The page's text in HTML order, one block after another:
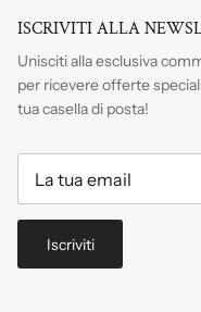
ISCRIVITI ALLA
Unisciti alla esclusiva
per ricevere offerte
tua casella di posta!
Iscriviti